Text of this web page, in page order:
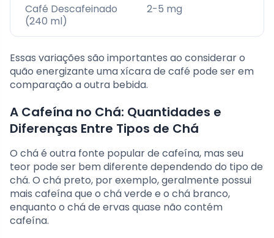
Café Descafeinado
(240 ml)
2-5 mg
Essas variações são importantes ao considerar o
quão energizante uma xícara de café pode ser em
comparação a outra bebida.
A Cafeína no Chá: Quantidades e
Diferenças Entre Tipos de Chá
O chá é outra fonte popular de cafeína, mas seu
teor pode ser bem diferente dependendo do tipo de
chá. O chá preto, por exemplo, geralmente possui
mais cafeína que o chá verde e o chá branco,
enquanto o chá de ervas quase não contém
cafeína.